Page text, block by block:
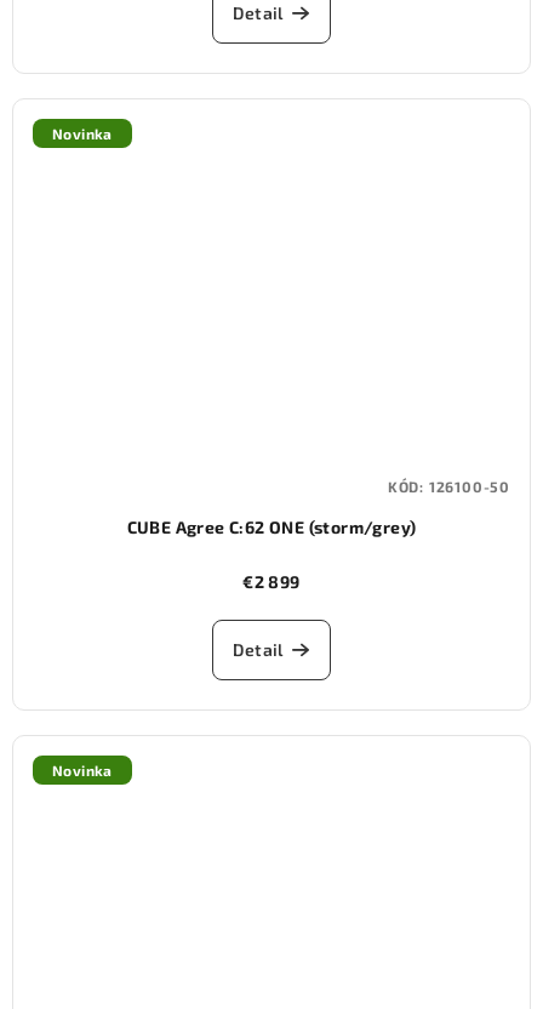
Detail
Novinka
CUBE Agree C:62 ONE (storm/grey)
€2 899
Detail
KÓD: 126100-50
Novinka